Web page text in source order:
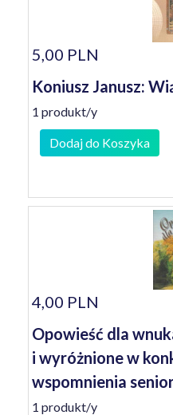
5,00 PLN
Koniusz Janusz:
1 produkt/y
Dodaj do Koszyka
4,00 PLN
Opowieść dla
i wyróżnione w
wspomnienia
1 produkt/y